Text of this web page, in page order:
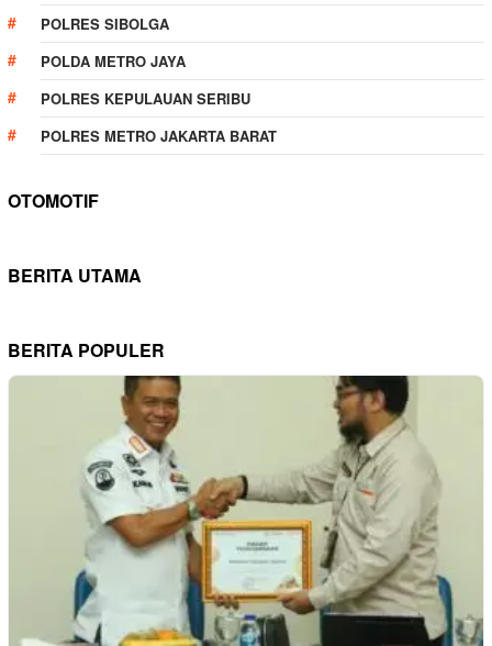
POLRES SIBOLGA
POLDA METRO JAYA
POLRES KEPULAUAN SERIBU
POLRES METRO JAKARTA BARAT
OTOMOTIF
BERITA UTAMA
BERITA POPULER